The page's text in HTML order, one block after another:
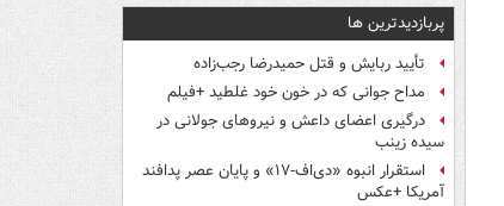
پربازدیدترین ها
تأیید ربایش و قتل حمیدرضا رجب‌زاده
مداح جوانی که در خون خود غلطید +فیلم
درگیری اعضای داعش و نیروهای جولانی در
سیده زینب
استقرار انبوه «دی‌اف‑۱۷» و پایان عصر پدافند
آمریکا +عکس